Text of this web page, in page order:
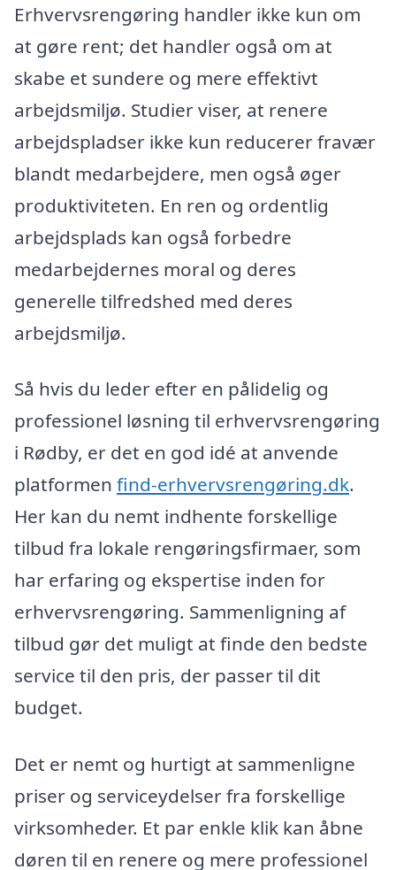
Erhvervsrengøring handler ikke kun om
at gøre rent; det handler også om at
skabe et sundere og mere effektivt
arbejdsmiljø. Studier viser, at renere
arbejdspladser ikke kun reducerer fravær
blandt medarbejdere, men også øger
produktiviteten. En ren og ordentlig
arbejdsplads kan også forbedre
medarbejdernes moral og deres
generelle tilfredshed med deres
arbejdsmiljø.
Så hvis du leder efter en pålidelig og
professionel løsning til erhvervsrengøring
i Rødby, er det en god idé at anvende
platformen find-erhvervsrengøring.dk.
Her kan du nemt indhente forskellige
tilbud fra lokale rengøringsfirmaer, som
har erfaring og ekspertise inden for
erhvervsrengøring. Sammenligning af
tilbud gør det muligt at finde den bedste
service til den pris, der passer til dit
budget.
Det er nemt og hurtigt at sammenligne
priser og serviceydelser fra forskellige
virksomheder. Et par enkle klik kan åbne
døren til en renere og mere professionel